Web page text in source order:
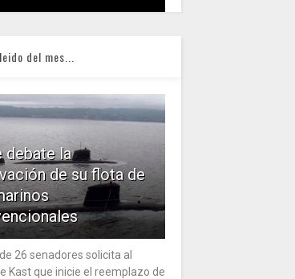
del mes...
debate la
de su flota de
26 senadores solicita al
Kast que inicie el reemplazo de